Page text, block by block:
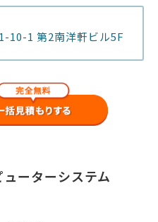
10-1 第2南洋軒ビル5F
ーターシステム